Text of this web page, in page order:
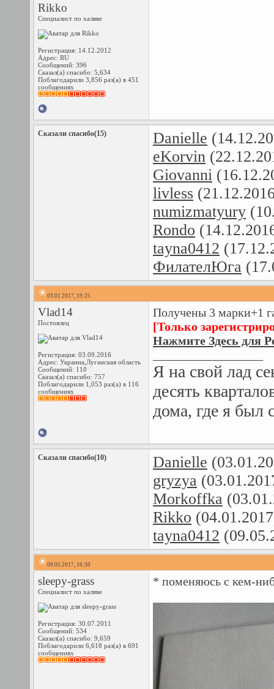
Rikko
Специалист по халяве
Регистрация: 14.12.2012
Адрес: RU
Сообщений: 396
Сказал(а) спасибо: 5,634
Поблагодарили 3,856 раз(а) в 451
сообщениях
Сказали спасибо(15) Danielle
eKorvin
Giovanni
livless
numizmatyury
Rondo
tayna0412
ФилателЮга
03.01.2017, 19:25
Vlad14
Постоялец
Регистрация: 03.09.2016
Адрес: Украина,Луганская область
Сообщений: 110
Сказал(а) спасибо: 757
Поблагодарили 1,053 раз(а) в 116
сообщениях
Получены 3 марки+1
[Только
Нажмите Здесь для
Я на свой лад
десять
дома, где я был
Сказали спасибо(10) Danielle
gryzya
Morkoffka
Rikko
tayna0412
09.05.2017, 16:30
sleepy-grass
Специалист по халяве
Регистрация: 30.07.2011
Сообщений: 534
Сказал(а) спасибо: 9,659
Поблагодарили 6,618 раз(а) в 691
сообщениях
* поменяюсь с кем-